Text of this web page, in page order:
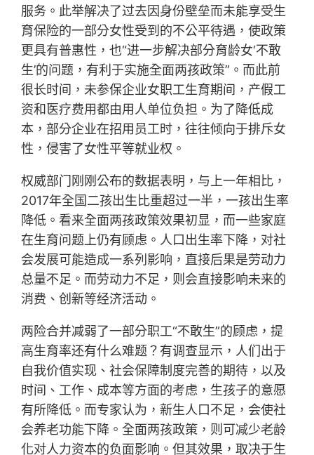
服务。此举解决了过去因身份壁垒而未能享受生
育保险的一部分女性受到的不公平待遇，使政策
更具有普惠性，也“进一步解决部分育龄女‘不敢
生’的问题，有利于实施全面两孩政策”。而此前
很长时间，未参保企业女职工生育期间，产假工
资和医疗费用都由用人单位负担。为了降低成
本，部分企业在招用员工时，往往倾向于排斥女
性，侵害了女性平等就业权。
权威部门刚刚公布的数据表明，与上一年相比，
2017年全国二孩出生比重超过一半，一孩出生率
降低。看来全面两孩政策效果初显，而一些家庭
在生育问题上仍有顾虑。人口出生率下降，对社
会发展可能造成一系列影响，直接后果是劳动力
总量不足。而劳动力不足，则会直接影响未来的
消费、创新等经济活动。
两险合并减弱了一部分职工“不敢生”的顾虑，提
高生育率还有什么难题？有调查显示，人们出于
自我价值实现、社会保障制度完善的期待，以及
时间、工作、成本等方面的考虑，生孩子的意愿
有所降低。而专家认为，新生人口不足，会使社
会养老功能下降。全面两孩政策，则可减少老龄
化对人力资本的负面影响。但其效果，取决于生